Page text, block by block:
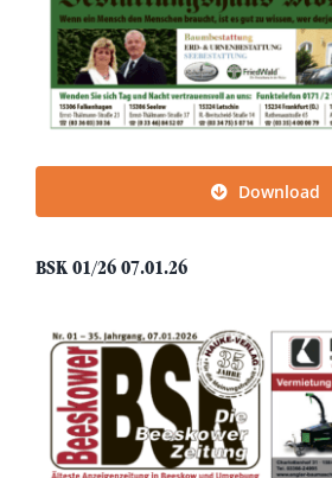
Download
BSK 01/26 07.01.26